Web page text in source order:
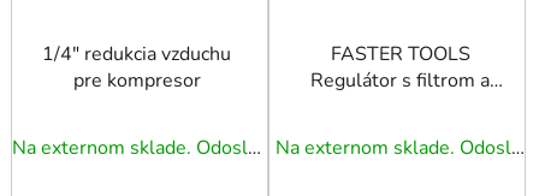
1/4" redukcia vzduchu
pre kompresor
Na externom sklade. Odoslanie 3 - 5 prac. dní.
FASTER TOOLS
Regulátor s filtrom a
Na externom sklade. Odoslanie 3 - 5 prac. dní.